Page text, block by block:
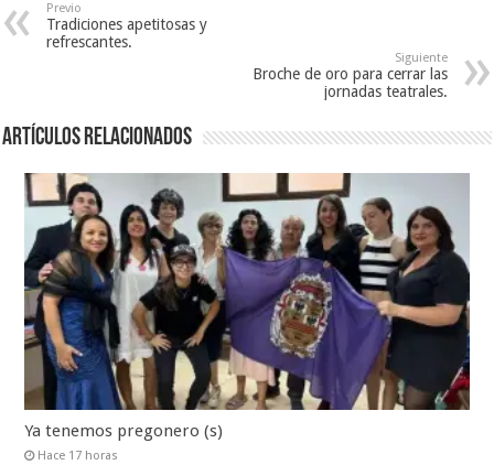
Previo
Tradiciones apetitosas y
refrescantes.
Siguiente
Broche de oro para cerrar las
jornadas teatrales.
Artículos relacionados
Ya tenemos pregonero (s)
Hace 17 horas